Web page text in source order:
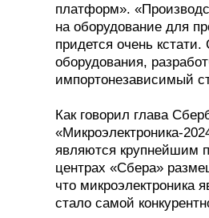
платформ».
на оборудование для
придется очень
оборудования,
импортонезависимый
Как говорил глава
«Микроэлектроника-
являются крупнейшим
центрах «Сбера»
что микроэлектроника
стало самой